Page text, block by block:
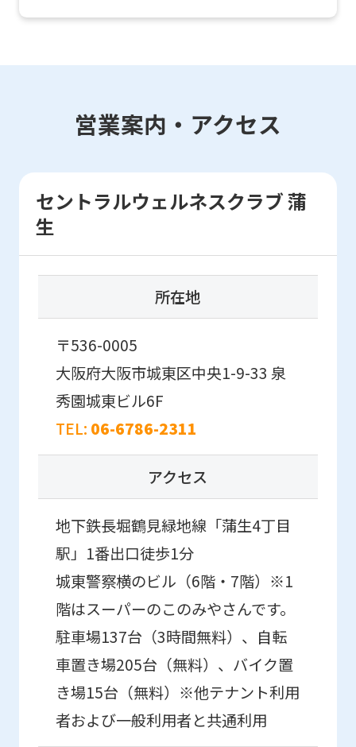
営業案内・アクセス
セントラルウェルネスクラブ 蒲
生
所在地
〒536-0005
大阪府大阪市城東区中央1-9-33 泉
秀園城東ビル6F
TEL: 06-6786-2311
アクセス
地下鉄長堀鶴見緑地線「蒲生4丁目
駅」1番出口徒歩1分
城東警察横のビル（6階・7階）※1
階はスーパーのこのみやさんです。
駐車場137台（3時間無料）、自転
車置き場205台（無料）、バイク置
き場15台（無料）※他テナント利用
者および一般利用者と共通利用
an
The
may
differ
from
content.
ask
that
you
understand
this
before
using
the
service.
Automatic